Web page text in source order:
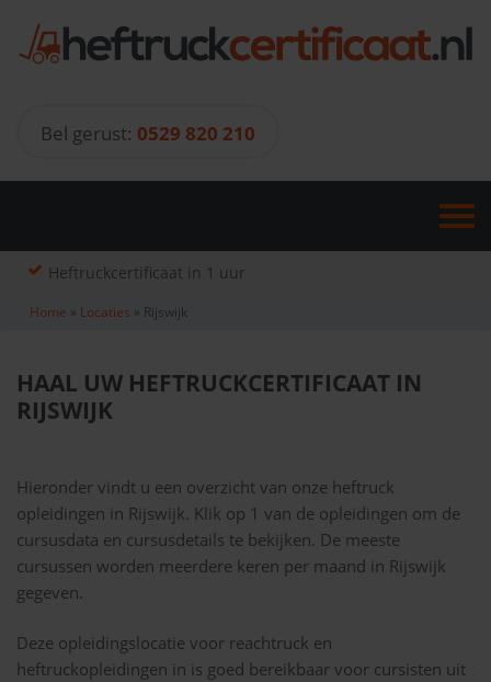
content
Bel gerust: 0529 820 210
Heftruckcertificaat in 1 uur
Home » Locaties » Rijswijk
HAAL UW HEFTRUCKCERTIFICAAT IN
RIJSWIJK
Hieronder vindt u een overzicht van onze heftruck
opleidingen in Rijswijk. Klik op 1 van de opleidingen om de
cursusdata en cursusdetails te bekijken. De meeste
cursussen worden meerdere keren per maand in Rijswijk
gegeven.
Deze opleidingslocatie voor reachtruck en
heftruckopleidingen in is goed bereikbaar voor cursisten uit